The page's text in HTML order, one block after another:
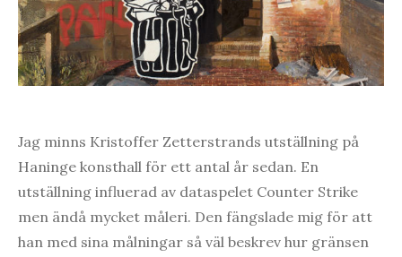
Jag minns Kristoffer Zetterstrands utställning på
Haninge konsthall för ett antal år sedan. En
utställning influerad av dataspelet Counter Strike
men ändå mycket måleri. Den fängslade mig för att
han med sina målningar så väl beskrev hur gränsen